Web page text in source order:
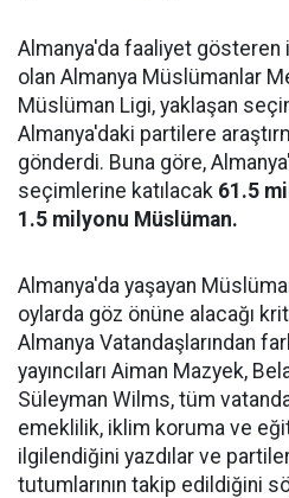
Almanya'da faaliyet
olan Almanya Müslümanlar
Müslüman Ligi, yaklaşan
Almanya'daki partilere
gönderdi. Buna göre,
seçimlerine katılacak 61.5
1.5 milyonu Müslüman.
Almanya'da yaşayan
oylarda göz önüne alacağı
Almanya Vatandaşlarından
yayıncıları Aiman ​​Mazyek,
Süleyman Wilms, tüm
emeklilik, iklim koruma ve
ilgilendiğini yazdılar ve
tutumlarının takip edildiğini